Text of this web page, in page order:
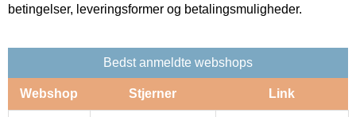
betingelser, leveringsformer og betalingsmuligheder.
Bedst anmeldte webshops
Webshop Stjerner Link